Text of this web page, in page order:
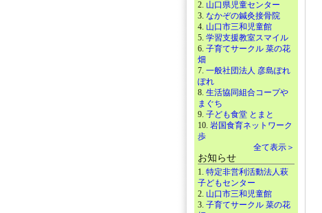
2. 山口県児童センター
3. なかぞの鍼灸接骨院
4. 山口市三和児童館
5. 学習支援教室スマイル
6. 子育てサークル 菜の花
畑
7. 一般社団法人 彦島ぽれ
ぽれ
8. 生活協同組合コープや
まぐち
9. 子ども食堂 とまと
10. 岩国食育ネットワーク
歩
全て表示＞
お知らせ
1. 特定非営利活動法人萩
子どもセンター
2. 山口市三和児童館
3. 子育てサークル 菜の花